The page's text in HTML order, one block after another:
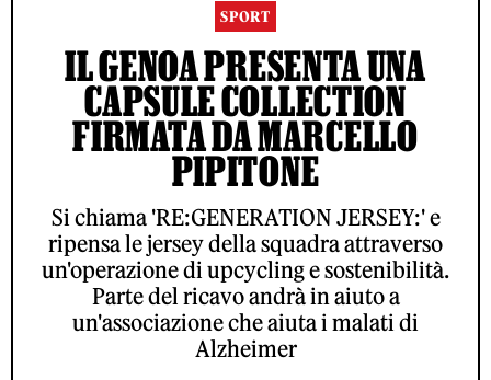
SPORT
IL GENOA PRESENTA UNA
CAPSULE COLLECTION
FIRMATA DA MARCELLO
PIPITONE
Si chiama 'RE:GENERATION JERSEY:' e
ripensa le jersey della squadra attraverso
un'operazione di upcycling e sostenibilità.
Parte del ricavo andrà in aiuto a
un'associazione che aiuta i malati di
Alzheimer